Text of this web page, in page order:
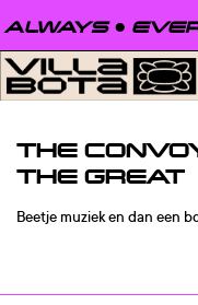
●
THE
THE GREAT
Beetje muziek en dan een